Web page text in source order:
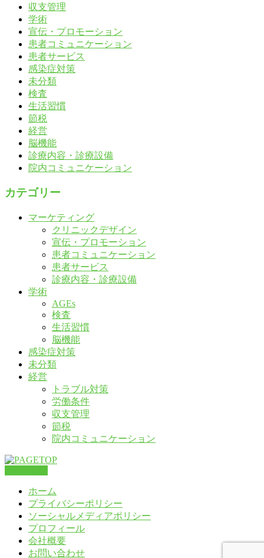
収支管理
学術
宣伝・プロモーション
患者コミュニケーション
患者サービス
感染症対策
未分類
検査
生活習慣
節税
経営
脳機能
診療内容・診療設備
院内コミュニケーション
カテゴリー
マーケティング
クリニックデザイン
宣伝・プロモーション
患者コミュニケーション
患者サービス
診療内容・診療設備
学術
AGEs
検査
生活習慣
脳機能
感染症対策
未分類
経営
トラブル対策
労働条件
収支管理
節税
院内コミュニケーション
ホーム
プライバシーポリシー
ソーシャルメディアポリシー
プロフィール
会社概要
お問い合わせ